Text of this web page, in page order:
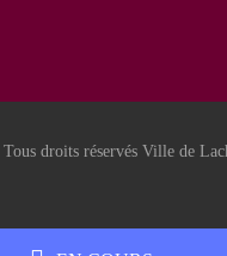
Tous droits réservés Ville de